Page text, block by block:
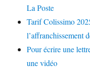
La Poste
Tarif Colissimo
l’affranchissement
Pour écrire une
une vidéo